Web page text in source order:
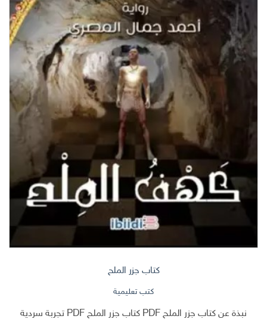
كتاب جزر الملح
كتب تعليمية
نبذة عن كتاب جزر الملح PDF كتاب جزر الملح PDF تجربة سردية